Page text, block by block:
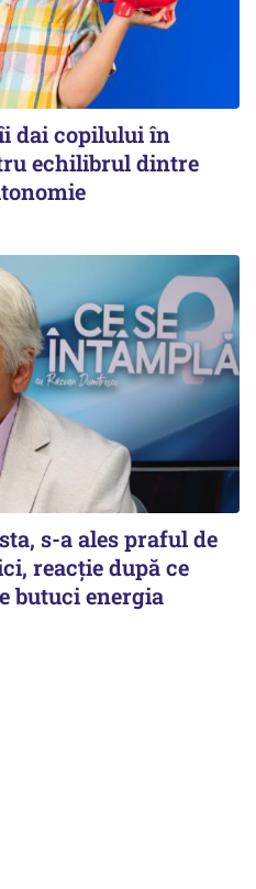
îi dai copilului în
echilibrul dintre
s-a ales praful de
reacție după ce
butuci energia